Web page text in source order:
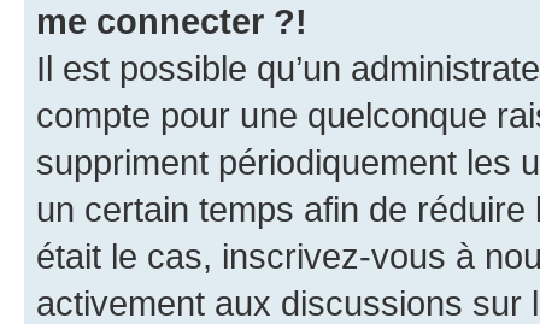
me connecter ?!
Il est possible qu’un
compte pour une quelconque
suppriment périodiquement les
un certain temps afin de
était le cas, inscrivez-vous à
activement aux discussions sur